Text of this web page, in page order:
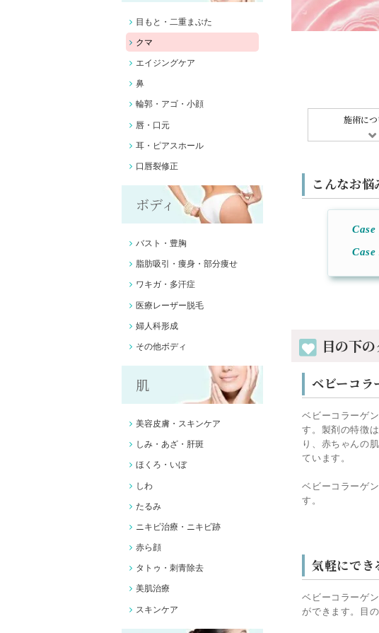
施術に
こんなお悩
Case
Case
目の下
ベビーコラ
ベビーコラーゲ
す。製剤の特徴
り、赤ちゃんの
ています。
ベビーコラーゲ
す。
気軽にでき
ベビーコラーゲ
ができます。目
目もと・二重まぶた
クマ
エイジングケア
鼻
輪郭・アゴ・小顔
唇・口元
耳・ピアスホール
口唇裂修正
ボディ
バスト・豊胸
脂肪吸引・痩身・部分痩せ
ワキガ・多汗症
医療レーザー脱毛
婦人科形成
その他ボディ
肌
美容皮膚・スキンケア
しみ・あざ・肝斑
ほくろ・いぼ
しわ
たるみ
ニキビ治療・ニキビ跡
赤ら顔
タトゥ・刺青除去
美肌治療
スキンケア